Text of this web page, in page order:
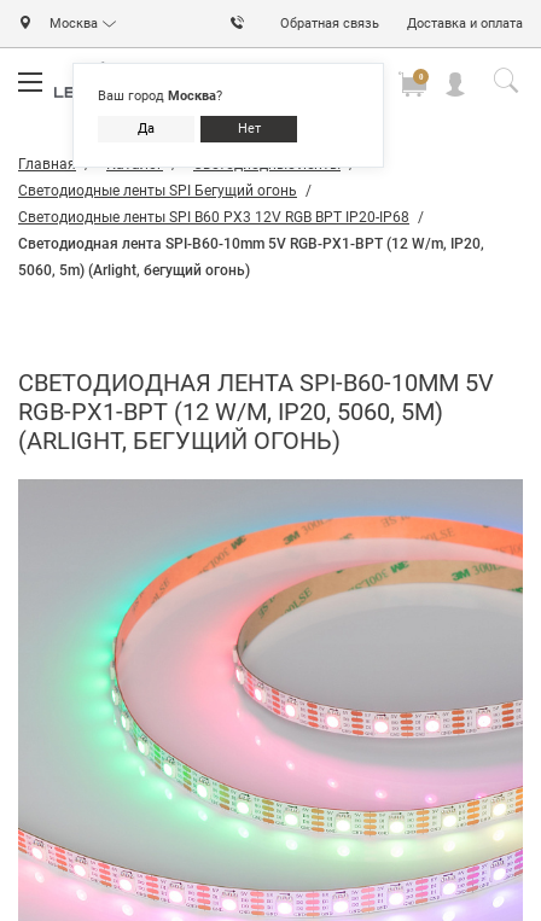
Москва
Ваш город Москва?
Да Нет
Обратная связь Доставка и оплата
0
Главная Каталог
Светодиодные ленты
Светодиодные ленты SPI Бегущий огонь
Светодиодные ленты SPI B60 PX3 12V RGB BPT IP20-IP68
Светодиодная лента SPI-B60-10mm 5V RGB-PX1-BPT (12 W/m, IP20,
5060, 5m) (Arlight, бегущий огонь)
СВЕТОДИОДНАЯ ЛЕНТА SPI-B60-10MM 5V
RGB-PX1-BPT (12 W/M, IP20, 5060, 5M)
(ARLIGHT, БЕГУЩИЙ ОГОНЬ)